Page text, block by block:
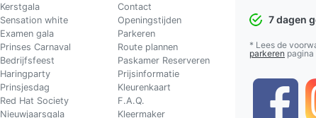
Kerstgala
Sensation white
Examen gala
Prinses Carnaval
Bedrijfsfeest
Haringparty
Prinsjesdag
Red Hat Society
Nieuwjaarsgala
Contact
Openingstijden
Parkeren
Route plannen
Paskamer Reserveren
Prijsinformatie
Kleurenkaart
F.A.Q.
Kleermaker
7 dagen
* Lees de
parkeren pagina